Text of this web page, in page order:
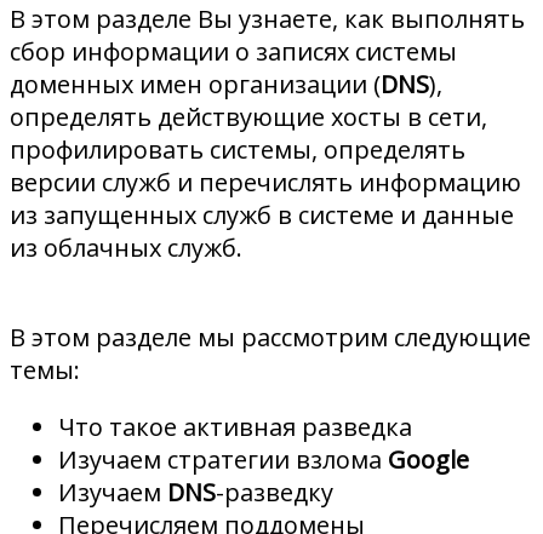
В этом разделе Вы узнаете, как выполнять
сбор информации о записях системы
доменных имен организации (DNS),
определять действующие хосты в сети,
профилировать системы, определять
версии служб и перечислять информацию
из запущенных служб в системе и данные
из облачных служб.
В этом разделе мы рассмотрим следующие
темы:
Что такое активная разведка
Изучаем стратегии взлома Google
Изучаем DNS-разведку
Перечисляем поддомены